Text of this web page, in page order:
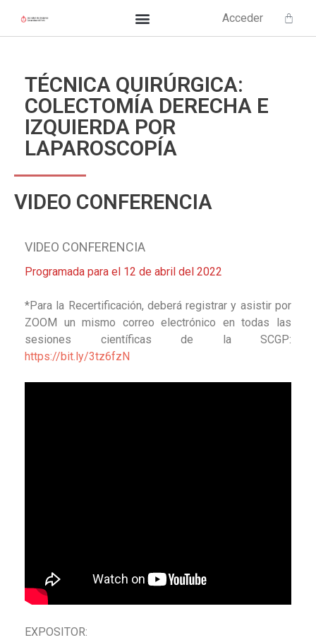
Acceder
TÉCNICA QUIRÚRGICA:
COLECTOMÍA DERECHA E
IZQUIERDA POR
LAPAROSCOPÍA
VIDEO CONFERENCIA
VIDEO CONFERENCIA
Programada para el 12 de abril del 2022
*Para la Recertificación, deberá registrar y asistir por
ZOOM un mismo correo electrónico en todas las
sesiones científicas de la SCGP:
https://bit.ly/3tz6fzN
EXPOSITOR: